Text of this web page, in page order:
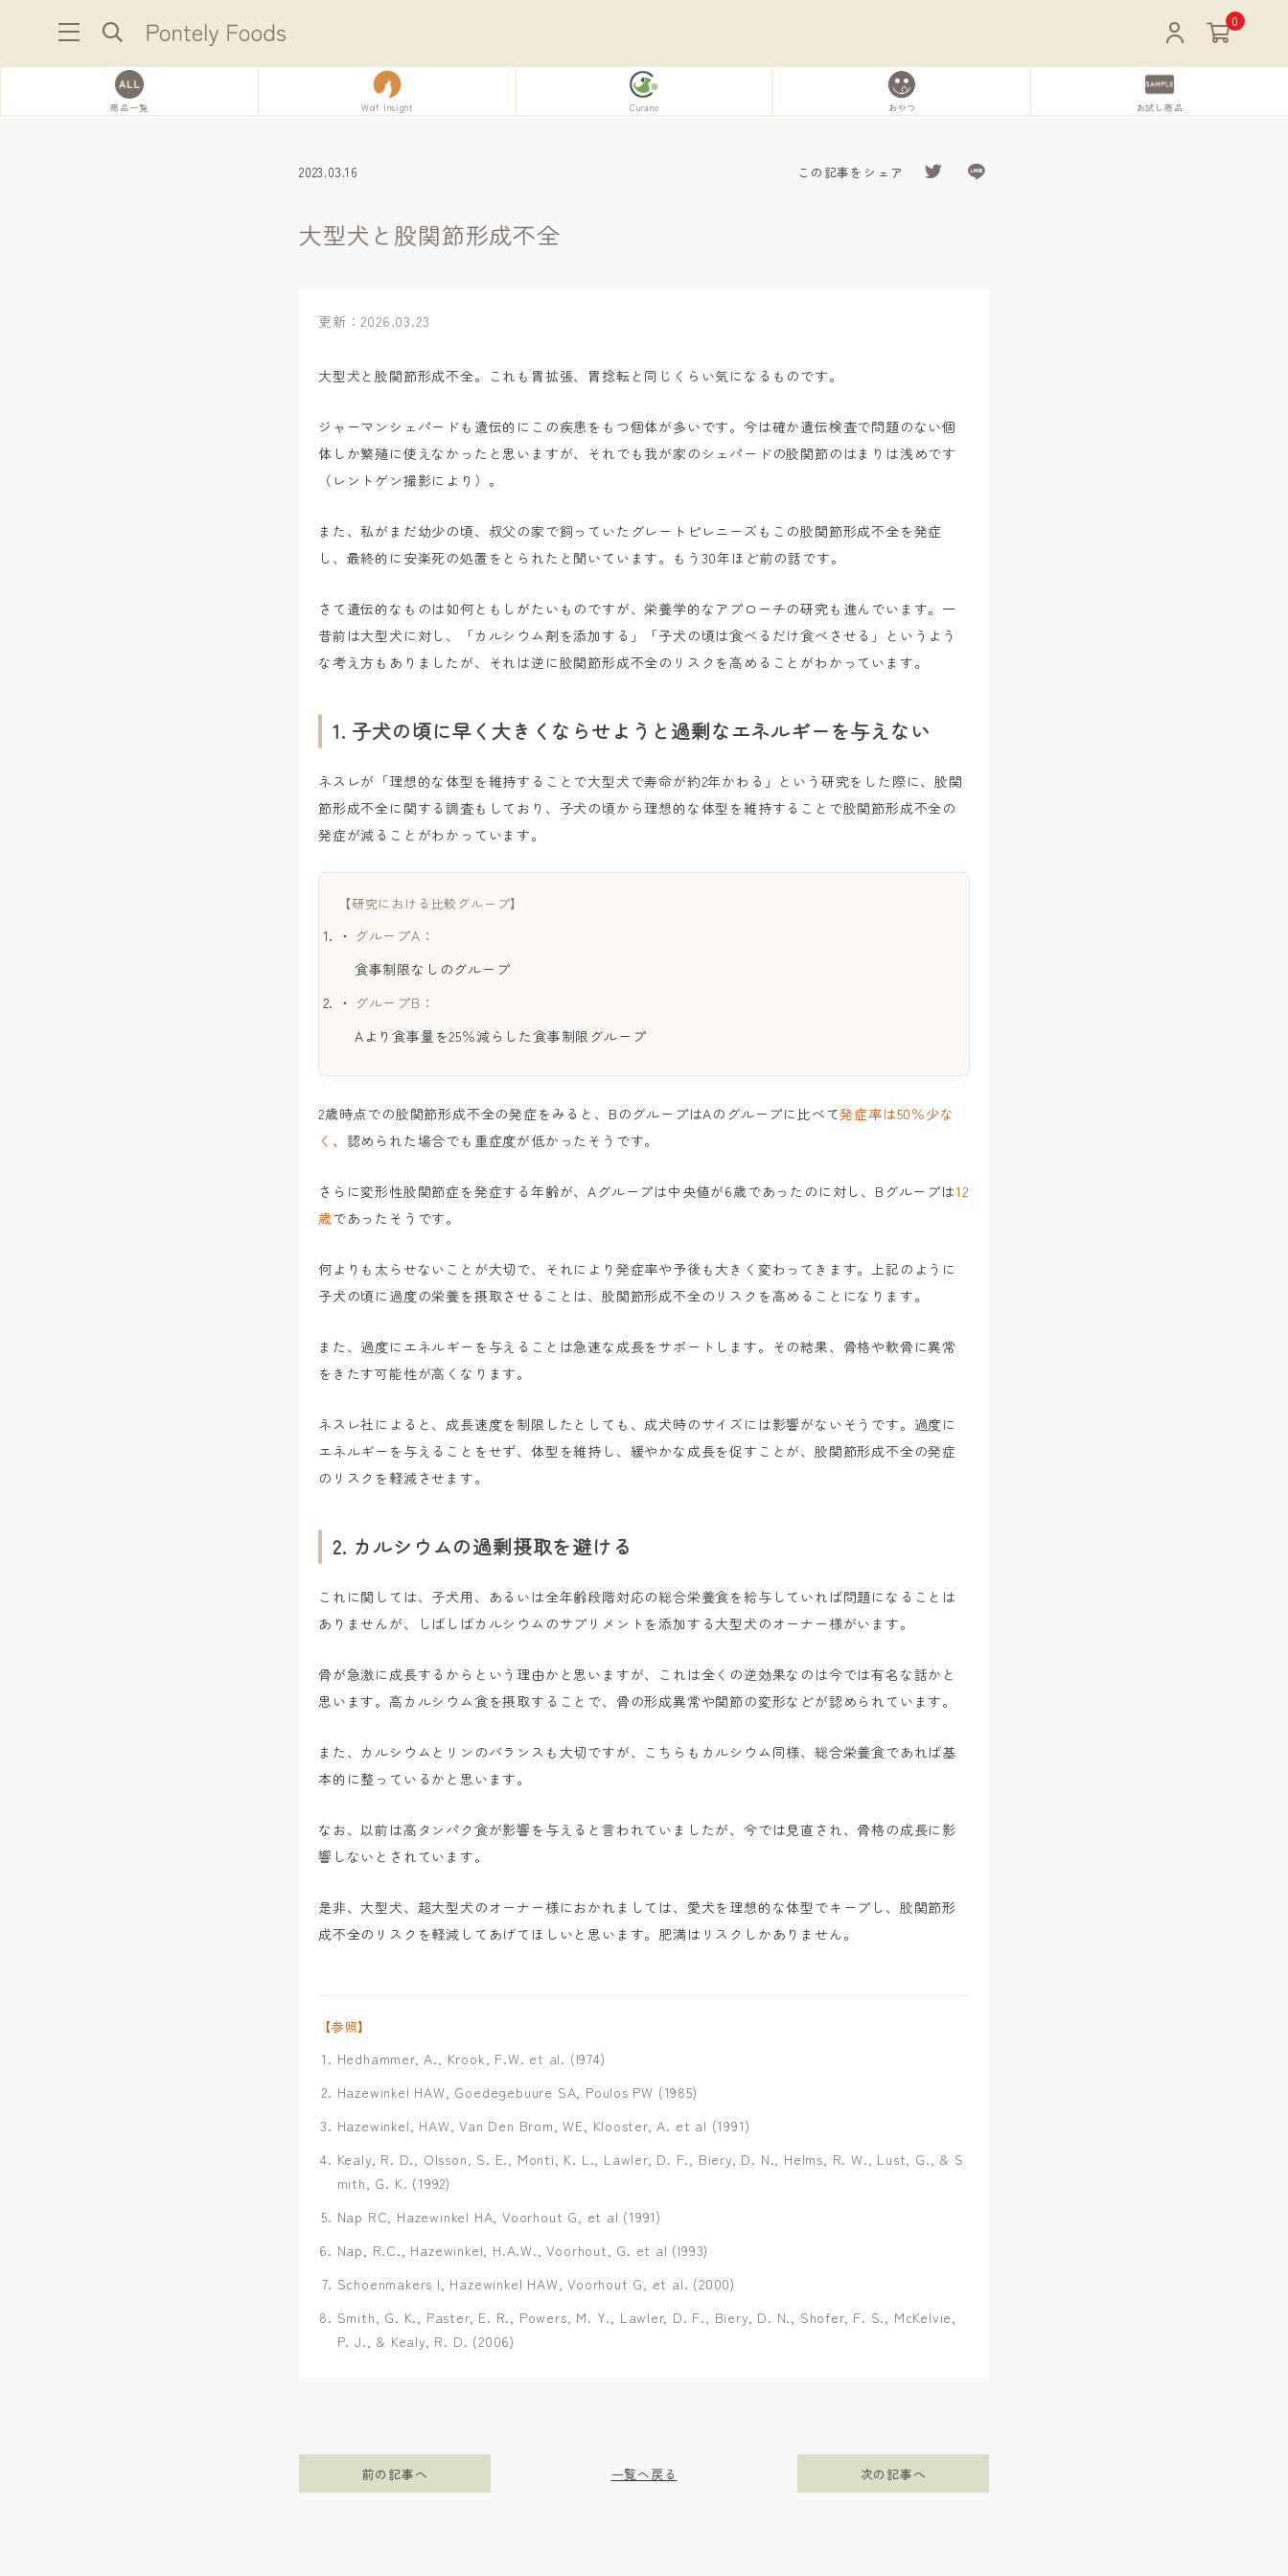
0
商品一覧 Wolf Insight Curano おやつ お試し商品
2023.03.16 この記事をシェア
大型犬と股関節形成不全
更新：2026.03.23
大型犬と股関節形成不全。これも胃拡張、胃捻転と同じくらい気になるものです。
ジャーマンシェパードも遺伝的にこの疾患をもつ個体が多いです。今は確か遺伝検査で問題のない個
体しか繁殖に使えなかったと思いますが、それでも我が家のシェパードの股関節のはまりは浅めです
（レントゲン撮影により）。
また、私がまだ幼少の頃、叔父の家で飼っていたグレートピレニーズもこの股関節形成不全を発症
し、最終的に安楽死の処置をとられたと聞いています。もう30年ほど前の話です。
さて遺伝的なものは如何ともしがたいものですが、栄養学的なアプローチの研究も進んでいます。一
昔前は大型犬に対し、「カルシウム剤を添加する」「子犬の頃は食べるだけ食べさせる」というよう
な考え方もありましたが、それは逆に股関節形成不全のリスクを高めることがわかっています。
1. 子犬の頃に早く大きくならせようと過剰なエネルギーを与えない
ネスレが「理想的な体型を維持することで大型犬で寿命が約2年かわる」という研究をした際に、股関
節形成不全に関する調査もしており、子犬の頃から理想的な体型を維持することで股関節形成不全の
発症が減ることがわかっています。
【研究における比較グループ】
グループA：
食事制限なしのグループ
グループB：
Aより食事量を25％減らした食事制限グループ
2歳時点での股関節形成不全の発症をみると、BのグループはAのグループに比べて発症率は50％少な
く 、認められた場合でも重症度が低かったそうです。
さらに変形性股関節症を発症する年齢が、Aグループは中央値が6歳であったのに対し、Bグループは12
歳であったそうです。
何よりも太らせないことが大切で、それにより発症率や予後も大きく変わってきます。上記のように
子犬の頃に過度の栄養を摂取させることは、股関節形成不全のリスクを高めることになります。
また、過度にエネルギーを与えることは急速な成長をサポートします。その結果、骨格や軟骨に異常
をきたす可能性が高くなります。
ネスレ社によると、成長速度を制限したとしても、成犬時のサイズには影響がないそうです。過度に
エネルギーを与えることをせず、体型を維持し、緩やかな成長を促すことが、股関節形成不全の発症
のリスクを軽減させます。
2. カルシウムの過剰摂取を避ける
これに関しては、子犬用、あるいは全年齢段階対応の総合栄養食を給与していれば問題になることは
ありませんが、しばしばカルシウムのサプリメントを添加する大型犬のオーナー様がいます。
骨が急激に成長するからという理由かと思いますが、これは全くの逆効果なのは今では有名な話かと
思います。高カルシウム食を摂取することで、骨の形成異常や関節の変形などが認められています。
また、カルシウムとリンのバランスも大切ですが、こちらもカルシウム同様、総合栄養食であれば基
本的に整っているかと思います。
なお、以前は高タンパク食が影響を与えると言われていましたが、今では見直され、骨格の成長に影
響しないとされています。
是非、大型犬、超大型犬のオーナー様におかれましては、愛犬を理想的な体型でキープし、股関節形
成不全のリスクを軽減してあげてほしいと思います。肥満はリスクしかありません。
【参照】
Hedhammer, A., Krook, F.W. et al. (l974)
Hazewinkel HAW, Goedegebuure SA, Poulos PW (1985)
Hazewinkel, HAW, Van Den Brom, WE, Klooster, A. et al (1991)
Kealy, R. D., Olsson, S. E., Monti, K. L., Lawler, D. F., Biery, D. N., Helms, R. W., Lust, G., & S
mith, G. K. (1992)
Nap RC, Hazewinkel HA, Voorhout G, et al (1991)
Nap, R.C., Hazewinkel, H.A.W., Voorhout, G. et al (l993)
Schoenmakers I, Hazewinkel HAW, Voorhout G, et al. (2000)
Smith, G. K., Paster, E. R., Powers, M. Y., Lawler, D. F., Biery, D. N., Shofer, F. S., McKelvie,
P. J., & Kealy, R. D. (2006)
前の記事へ 一覧へ戻る 次の記事へ